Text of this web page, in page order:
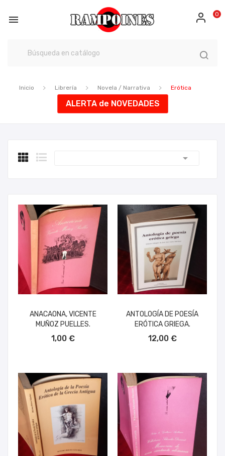
 0
Inicio Librería Novela / Narrativa Erótica
ALERTA de NOVEDADES

ANACAONA, VICENTE
MUÑOZ PUELLES.
1,00 €
ANTOLOGÍA DE POESÍA
ERÓTICA GRIEGA.
12,00 €